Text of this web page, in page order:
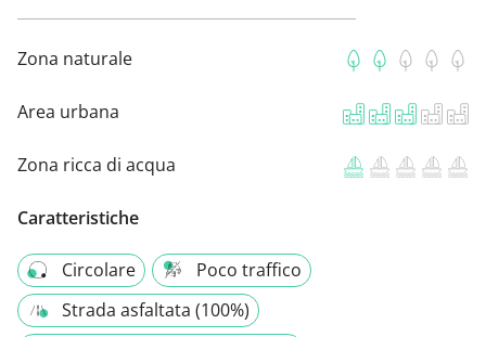
Zona naturale
Area urbana
Zona ricca di acqua
Caratteristiche
Circolare
Poco traffico
Strada asfaltata (100%)